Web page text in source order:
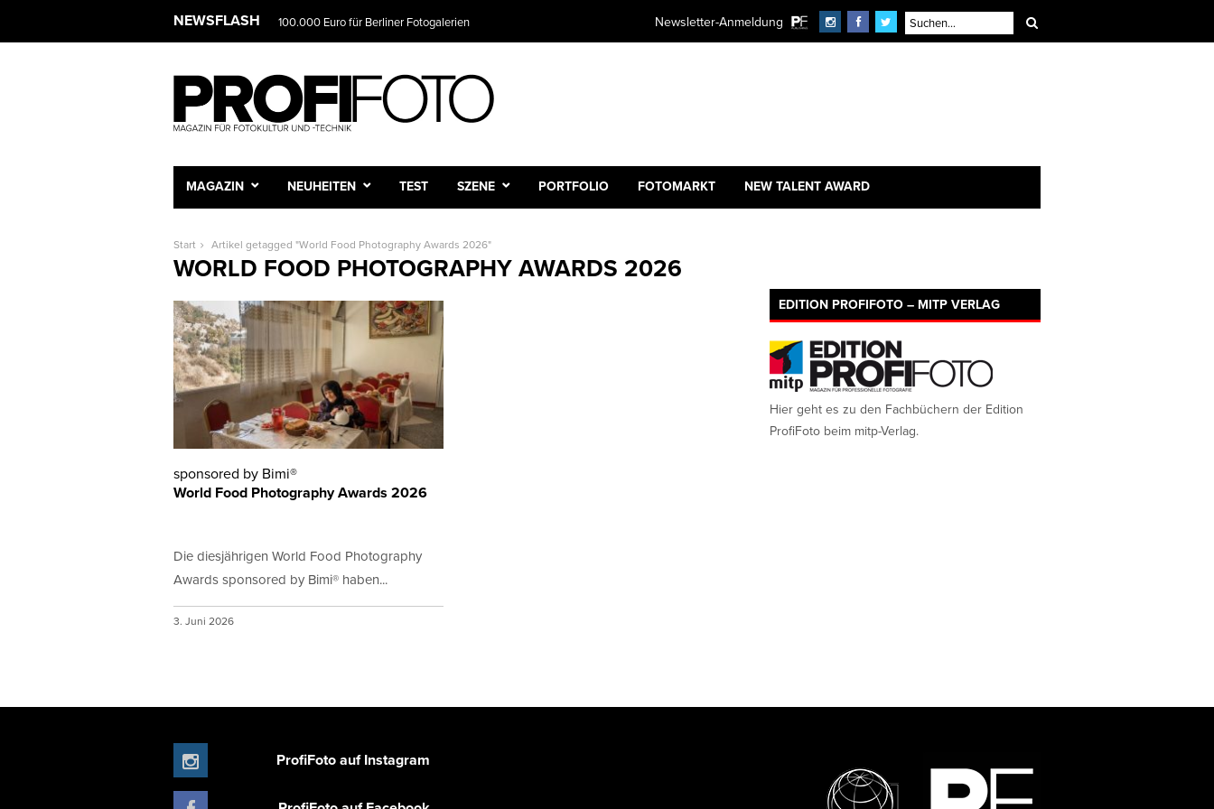
NEWSFLASH 100.000 Euro für Berliner Fotogalerien Newsletter-Anmeldung
MAGAZIN NEUHEITEN TEST SZENE PORTFOLIO FOTOMARKT NEW TALENT AWARD
Start Artikel getagged "World Food Photography Awards 2026"
WORLD FOOD PHOTOGRAPHY AWARDS 2026
sponsored by Bimi®
World Food Photography Awards 2026
Die diesjährigen World Food Photography
Awards sponsored by Bimi® haben...
3. Juni 2026
EDITION PROFIFOTO – MITP VERLAG
Hier geht es zu den Fachbüchern der Edition
ProfiFoto beim mitp-Verlag.
ProfiFoto auf Instagram